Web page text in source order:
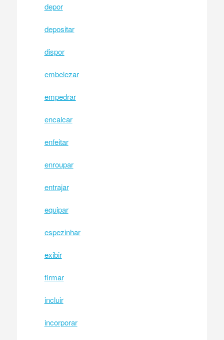
depor
depositar
dispor
embelezar
empedrar
encalcar
enfeitar
enroupar
entrajar
equipar
espezinhar
exibir
firmar
incluir
incorporar